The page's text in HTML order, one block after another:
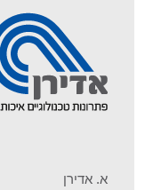
א. אדירן